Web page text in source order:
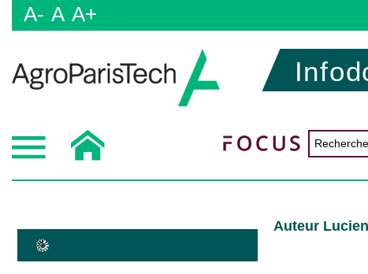
A- A A+
Auteur